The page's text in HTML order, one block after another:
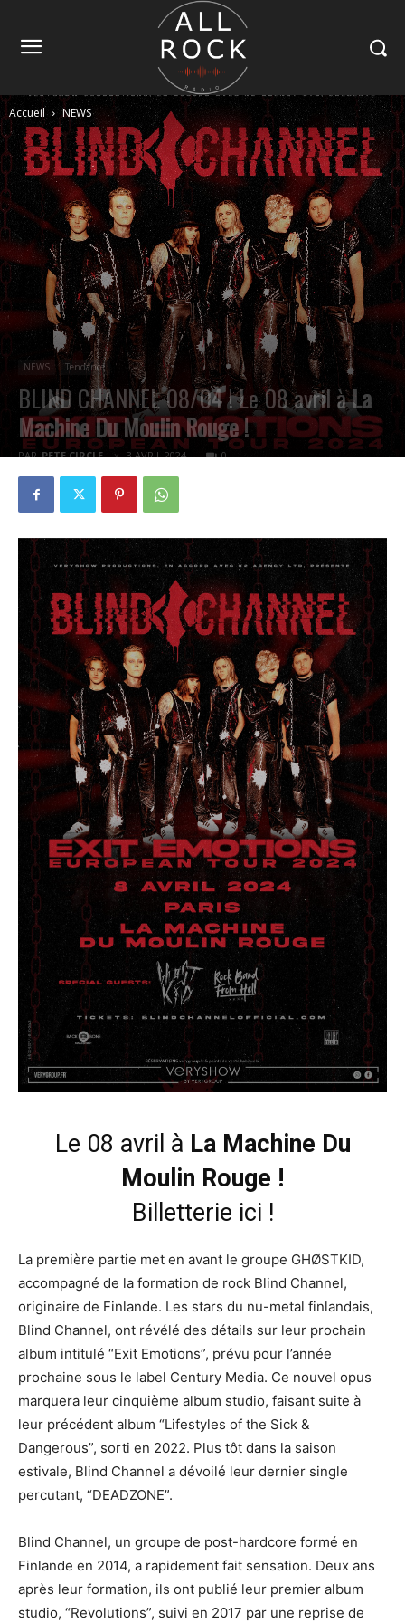
Accueil NEWS
NEWS Tendance
BLIND CHANNEL 08/04 ! Le 08 avril àLa
Machine Du Moulin Rouge !
PAR PETE CIRCLE 3 AVRIL 2024 0
Le 08 avril à La Machine Du
Moulin Rouge !
Billetterie ici !
La première partie met en avant le groupe GHØSTKID,
accompagné de la formation de rock Blind Channel,
originaire de Finlande. Les stars du nu-metal finlandais,
Blind Channel, ont révélé des détails sur leur prochain
album intitulé “Exit Emotions”, prévu pour l’année
prochaine sous le label Century Media. Ce nouvel opus
marquera leur cinquième album studio, faisant suite à
leur précédent album “Lifestyles of the Sick &
Dangerous”, sorti en 2022. Plus tôt dans la saison
estivale, Blind Channel a dévoilé leur dernier single
percutant, “DEADZONE”.
Blind Channel, un groupe de post-hardcore formé en
Finlande en 2014, a rapidement fait sensation. Deux ans
après leur formation, ils ont publié leur premier album
studio, “Revolutions”, suivi en 2017 par une reprise de